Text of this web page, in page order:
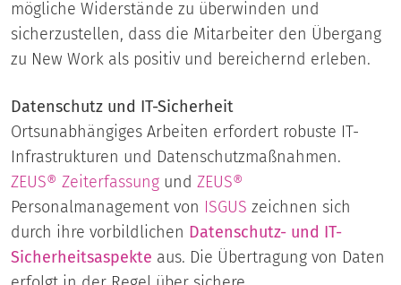
mögliche Widerstände zu überwinden und
sicherzustellen, dass die Mitarbeiter den Übergang
zu New Work als positiv und bereichernd erleben.
Datenschutz und IT-Sicherheit
Ortsunabhängiges Arbeiten erfordert robuste IT-
Infrastrukturen und Datenschutzmaßnahmen.
ZEUS® Zeiterfassung und ZEUS®
Personalmanagement von ISGUS zeichnen sich
durch ihre vorbildlichen Datenschutz- und IT-
Sicherheitsaspekte aus. Die Übertragung von Daten